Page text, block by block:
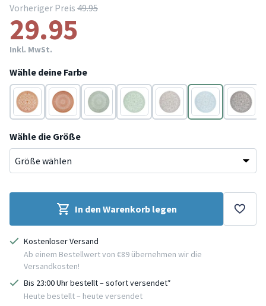
Vorheriger Preis 49.95
29.95
Inkl. MwSt.
Wähle deine Farbe
Rot TerracottaGrün Grün Grau Blau Grau
Wähle die Größe
In den Warenkorb legen
Kostenloser Versand
Ab einem Bestellwert von €89 übernehmen wir die
Versandkosten!
Bis 23:00 Uhr bestellt – sofort versendet*
Heute bestellt – heute versendet